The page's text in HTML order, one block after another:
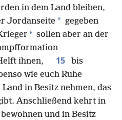
in dem Land bleiben,
Jordanseite * gegeben
v sollen aber an der
ihnen, 15
bis
wie euch Ruhe
in Besitz nehmen, das
Anschließend kehrt in
und in Besitz